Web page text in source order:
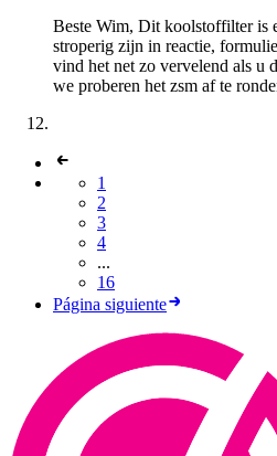
Beste Wim, Dit koolstoffilter is
stroperig zijn in reactie,
vind het net zo vervelend als u
we proberen het zsm af te
1
2
3
4
...
16
Página siguiente